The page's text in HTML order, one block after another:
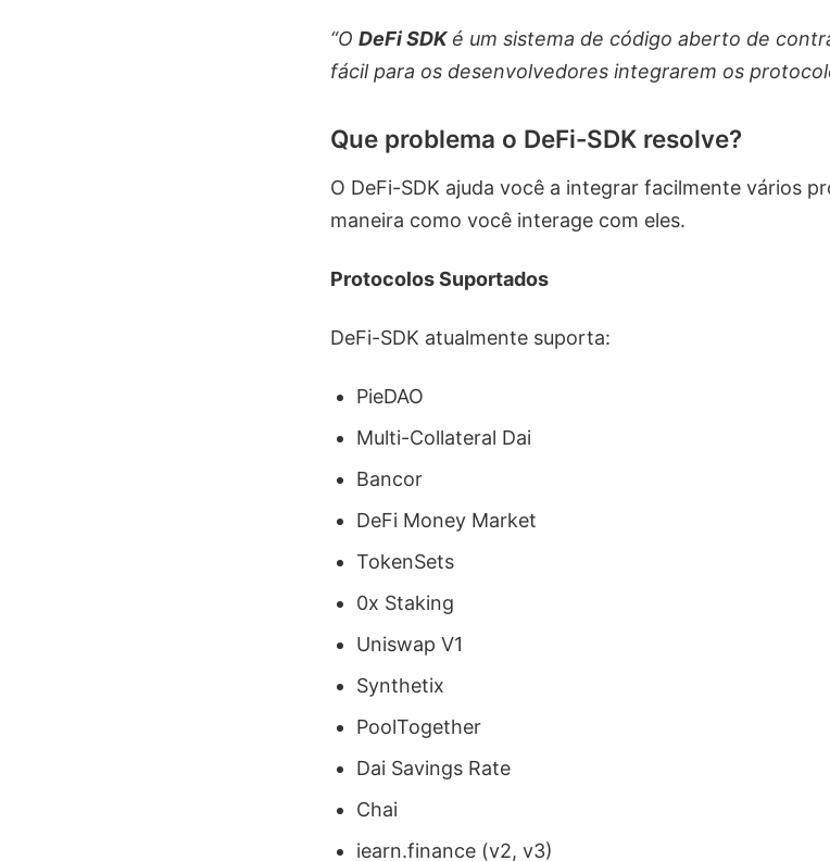
“O DeFi SDKé um sistema de código aberto de
fácil para os desenvolvedores integrarem os
Que problema o DeFi-SDK resolve?
O DeFi-SDK ajuda você a integrar facilmente vários
maneira como você interage com eles.
Protocolos Suportados
DeFi-SDK atualmente suporta:
PieDAO
Multi-Collateral Dai
Bancor
DeFi Money Market
TokenSets
0x Staking
Uniswap V1
Synthetix
PoolTogether
Dai Savings Rate
Chai
iearn.finance (v2, v3)